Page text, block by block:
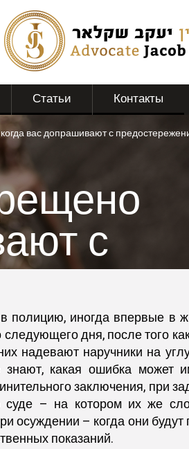
Статьи Контакты
вас допрашивают с
с
иногда впервые в
дня, после того
надевают наручники на
какая ошибка может
заключения, при
суде – на котором их же
осуждении – когда они
показаний.